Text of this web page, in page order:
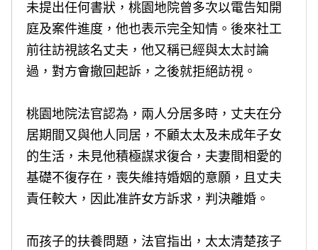
未提出任何書狀，桃園地院曾多次以電告知開
庭及案件進度，他也表示完全知情。後來社工
前往訪視該名丈夫，他又稱已經與太太討論
過，對方會撤回起訴，之後就拒絕訪視。
桃園地院法官認為，兩人分居多時，丈夫在分
居期間又與他人同居，不顧太太及未成年子女
的生活，未見他積極謀求復合，夫妻間相愛的
基礎不復存在，喪失維持婚姻的意願，且丈夫
責任較大，因此准許女方訴求，判決離婚。
而孩子的扶養問題，法官指出，太太清楚孩子